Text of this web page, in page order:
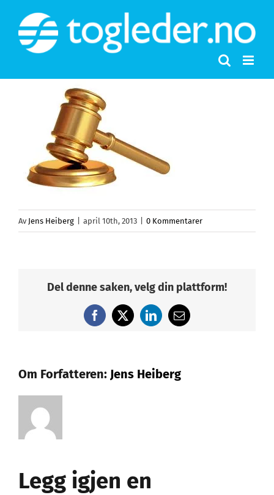
content
Av Jens Heiberg april 10th, 2013 0 Kommentarer
Del denne saken, velg din plattform!
Facebook
X LinkedIn
E-
Om Forfatteren: Jens Heiberg
Legg igjen en